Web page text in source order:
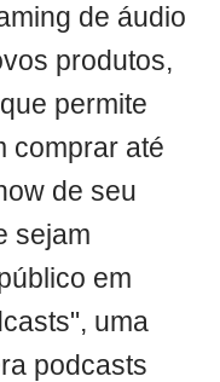
de áudio
produtos,
permite
comprar até
de seu
sejam
em
uma
podcasts